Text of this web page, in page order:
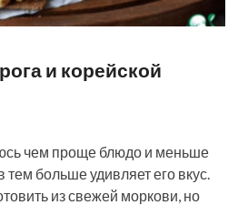
и корейской
чем проще блюдо и меньше
тем больше удивляет его вкус.
из свежей моркови, но